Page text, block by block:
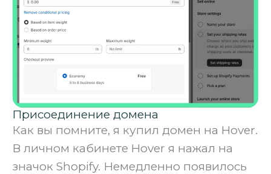
Присоединение домена
Как вы помните, я купил домен на Hover.
В личном кабинете Hover я нажал на
значок Shopify. Немедленно появилось